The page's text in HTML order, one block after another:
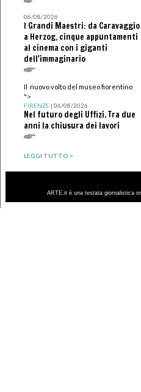
06/08/2026
I Grandi Maestri: da Caravaggio
a Herzog, cinque appuntamenti
al cinema con i giganti
dell'immaginario
Il nuovo volto del museo fiorentino
">
FIRENZE| 06/08/2026
Nel futuro degli Uffizi. Tra due
anni la chiusura dei lavori
LEGGI TUTTO >
ARTE.it è una testata giornalistica